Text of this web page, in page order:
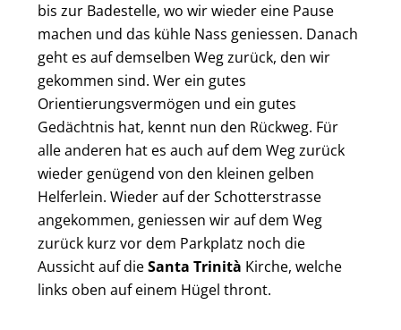
bis zur Badestelle, wo wir wieder eine Pause
machen und das kühle Nass geniessen. Danach
geht es auf demselben Weg zurück, den wir
gekommen sind. Wer ein gutes
Orientierungsvermögen und ein gutes
Gedächtnis hat, kennt nun den Rückweg. Für
alle anderen hat es auch auf dem Weg zurück
wieder genügend von den kleinen gelben
Helferlein. Wieder auf der Schotterstrasse
angekommen, geniessen wir auf dem Weg
zurück kurz vor dem Parkplatz noch die
Aussicht auf dieSanta Trinità Kirche, welche
links oben auf einem Hügel thront.